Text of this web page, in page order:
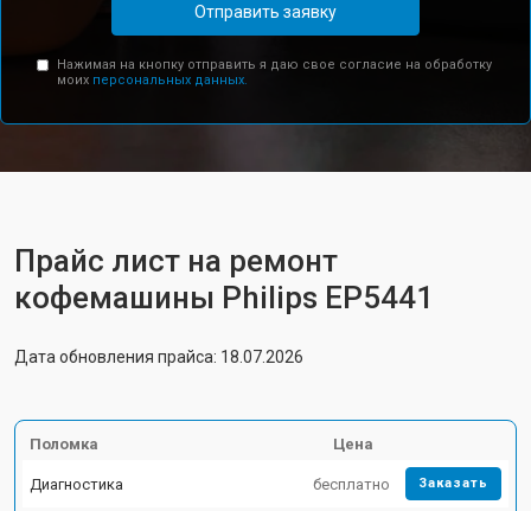
Отправить заявку
Нажимая на кнопку отправить я даю свое согласие на обработку
моих персональных данных.
Прайс лист на ремонт
кофемашины Philips EP5441
Дата обновления прайса: 18.07.2026
Поломка Цена
Диагностика бесплатно Заказать